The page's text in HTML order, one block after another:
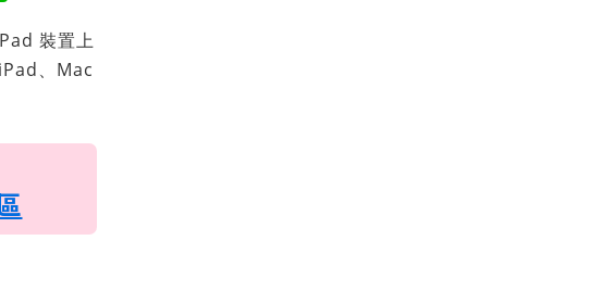
裝置上
、Mac